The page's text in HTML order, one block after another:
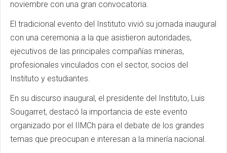
noviembre con una gran convocatoria.
El tradicional evento del Instituto vivió su jornada inaugural
con una ceremonia a la que asistieron autoridades,
ejecutivos de las principales compañías mineras,
profesionales vinculados con el sector, socios del
Instituto y estudiantes.
En su discurso inaugural, el presidente del Instituto, Luis
Sougarret, destacó la importancia de este evento
organizado por el IIMCh para el debate de los grandes
temas que preocupan e interesan a la minería nacional.